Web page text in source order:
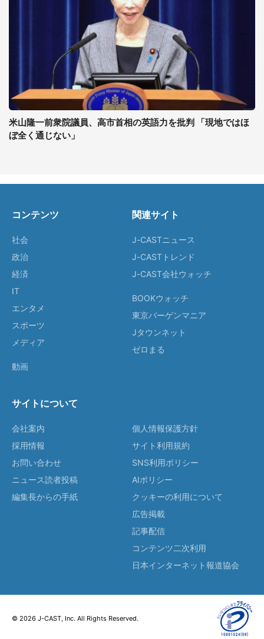
米山隆一前衆院議員、高市首相の英語力を批判 「現地ではほ
ぼ全く通じない」
コンテンツ
社会
政治
経済
IT
エンタメ
スポーツ
メディア
動画
関連サイト
J-CASTニュース
J-CASTトレンド
J-CAST会社ウォッチ
BOOKウォッチ
東京バーゲンマニア
Jタウンネット
ゼロまる
サイトについて
会社案内
採用情報
お問い合わせ
ニュース読者投稿
編集長からの手紙
個人情報保護方針
サイト利用規約
SNS利用ポリシー
AIポリシー
クッキーの利用について
広告掲載
記事配信
コンテンツ二次利用
日本インターネット報道協会
© 2026 J-CAST, Inc. All Rights Reserved.